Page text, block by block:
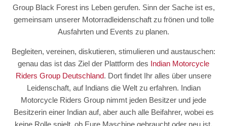
Group Black Forest ins Leben gerufen. Sinn der Sache ist es,
gemeinsam unserer Motorradleidenschaft zu frönen und tolle
Ausfahrten und Events zu planen.
Begleiten, vereinen, diskutieren, stimulieren und austauschen:
genau das ist das Ziel der Plattform des Indian Motorcycle
Riders Group Deutschland. Dort findet Ihr alles über unsere
Leidenschaft, auf Indians die Welt zu erfahren. Indian
Motorcycle Riders Group nimmt jeden Besitzer und jede
Besitzerin einer Indian auf, aber auch alle Beifahrer, wobei es
keine Rolle spielt, ob Eure Maschine gebraucht oder neu ist.